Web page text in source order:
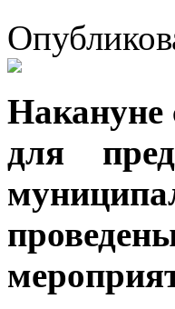
Накануне
для